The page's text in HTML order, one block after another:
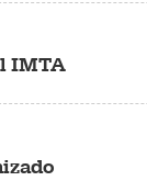
IMTA